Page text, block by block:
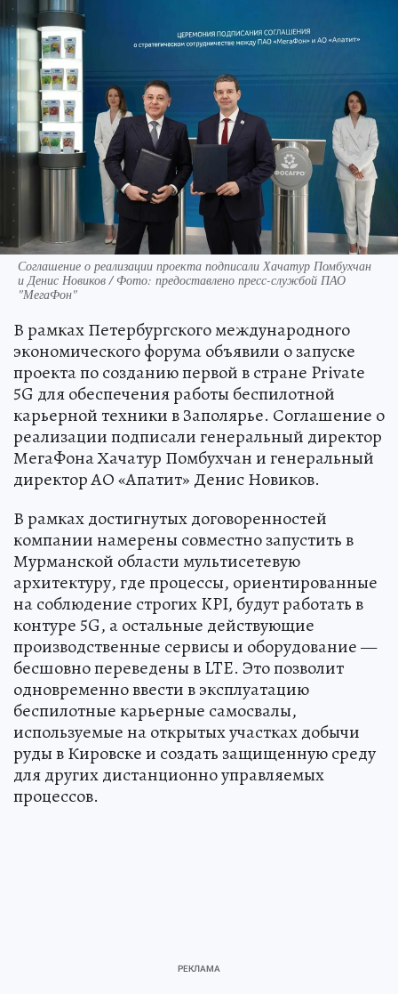
Соглашение о реализации проекта подписали Хачатур Помбухчан
и Денис Новиков / Фото: предоставлено пресс-службой ПАО
"МегаФон"
В рамках Петербургского международного
экономического форума объявили о запуске
проекта по созданию первой в стране Private
5G для обеспечения работы беспилотной
карьерной техники в Заполярье. Соглашение о
реализации подписали генеральный директор
МегаФона Хачатур Помбухчан и генеральный
директор АО «Апатит» Денис Новиков.
В рамках достигнутых договоренностей
компании намерены совместно запустить в
Мурманской области мультисетевую
архитектуру, где процессы, ориентированные
на соблюдение строгих KPI, будут работать в
контуре 5G, а остальные действующие
производственные сервисы и оборудование —
бесшовно переведены в LTE. Это позволит
одновременно ввести в эксплуатацию
беспилотные карьерные самосвалы,
используемые на открытых участках добычи
руды в Кировске и создать защищенную среду
для других дистанционно управляемых
процессов.